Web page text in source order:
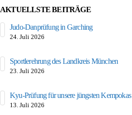
AKTUELLSTE BEITRÄGE
Judo-Danprüfung in Garching
24. Juli 2026
Sportlerehrung des Landkreis München
23. Juli 2026
Kyu-Prüfung für unsere jüngsten Kempokas
13. Juli 2026